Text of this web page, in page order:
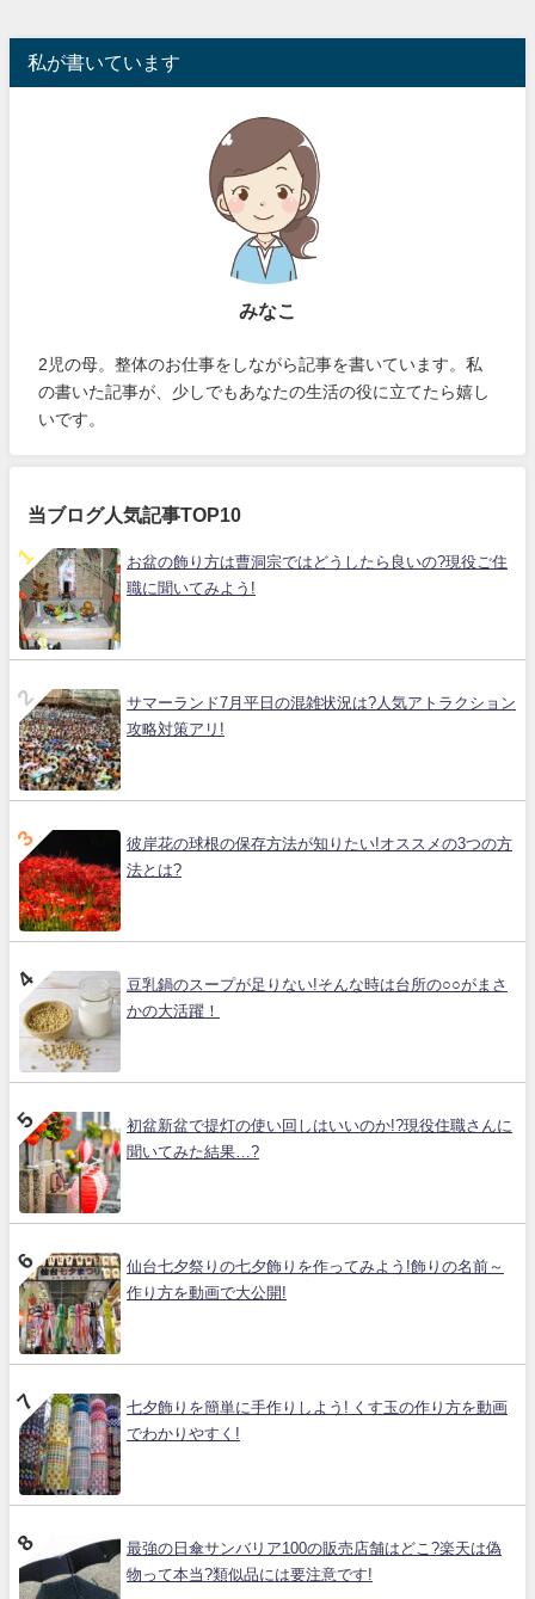
私が書いています
みなこ
2児の母。整体のお仕事をしながら記事を書いています。私
の書いた記事が、少しでもあなたの生活の役に立てたら嬉し
いです。
当ブログ人気記事TOP10
お盆の飾り方は曹洞宗ではどうしたら良いの?現役ご住
職に聞いてみよう!
サマーランド7月平日の混雑状況は?人気アトラクション
攻略対策アリ!
彼岸花の球根の保存方法が知りたい!オススメの3つの方
法とは?
豆乳鍋のスープが足りない!そんな時は台所の○○がまさ
かの大活躍！
初盆新盆で提灯の使い回しはいいのか!?現役住職さんに
聞いてみた結果…?
仙台七夕祭りの七夕飾りを作ってみよう!飾りの名前～
作り方を動画で大公開!
七夕飾りを簡単に手作りしよう! くす玉の作り方を動画
でわかりやすく!
最強の日傘サンバリア100の販売店舗はどこ?楽天は偽
物って本当?類似品には要注意です!